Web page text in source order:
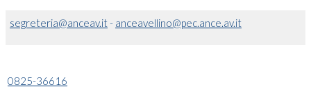
segreteria@anceav.it- anceavellino@pec.ance.av.it
0825-36616